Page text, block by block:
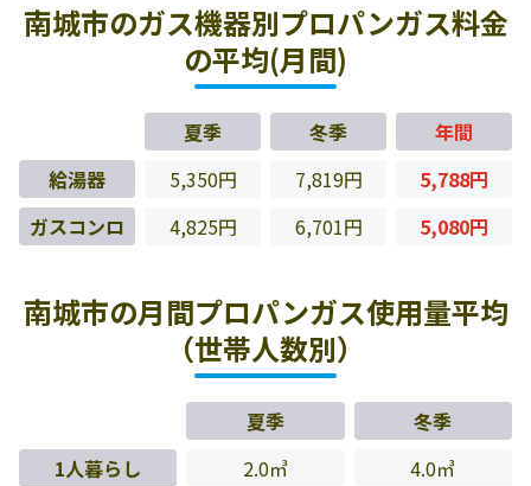
南城市のガス機器別プロパンガス料金
の平均(月間)
夏季 冬季
年間
給湯器
5,350円 7,819円
5,788円
ガスコンロ
4,825円 6,701円 5,080円
南城市の月間プロパンガス使用量平均
（世帯人数別）
夏季
冬季
1人暮らし
2.0㎥
4.0㎥